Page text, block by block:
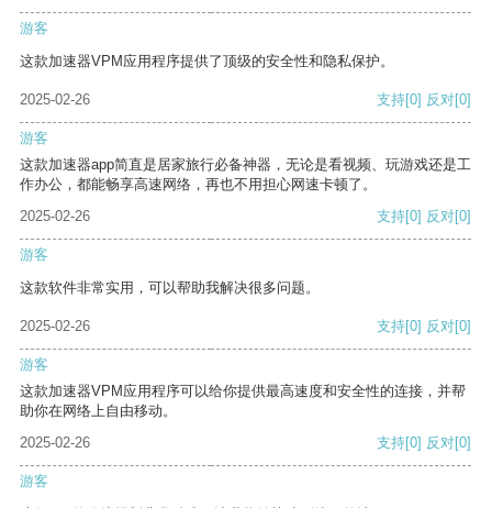
游客
这款加速器VPM应用程序提供了顶级的安全性和隐私保护。
2025-02-26 支持[0] 反对[0]
游客
这款加速器app简直是居家旅行必备神器，无论是看视频、玩游戏还是工
作办公，都能畅享高速网络，再也不用担心网速卡顿了。
2025-02-26
支持[0] 反对[0]
游客
这款软件非常实用，可以帮助我解决很多问题。
2025-02-26 支持[0] 反对[0]
游客
这款加速器VPM应用程序可以给你提供最高速度和安全性的连接，并帮
助你在网络上自由移动。
2025-02-26
支持[0] 反对[0]
游客